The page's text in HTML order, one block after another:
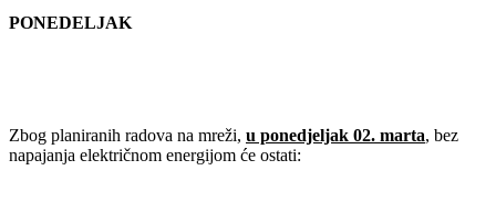
PONEDELJAK
Zbog planiranih radova na mreži, u ponedjeljak 02. marta, bez
napajanja električnom energijom će ostati: